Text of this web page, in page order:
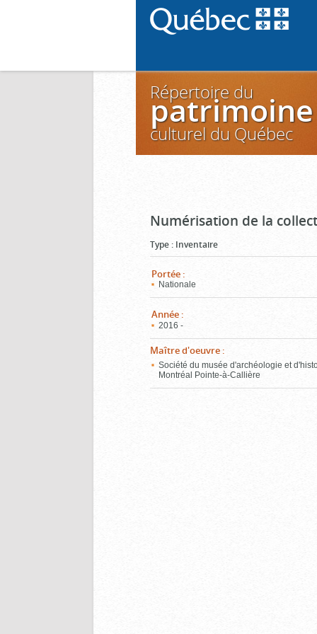
Répertoire du
patrimoine
culturel du Québec
Numérisation de la
Type : Inventaire
Portée :
Nationale
Année :
2016 -
Maître d'oeuvre :
Société du musée d'archéologie et
Montréal Pointe-à-Callière